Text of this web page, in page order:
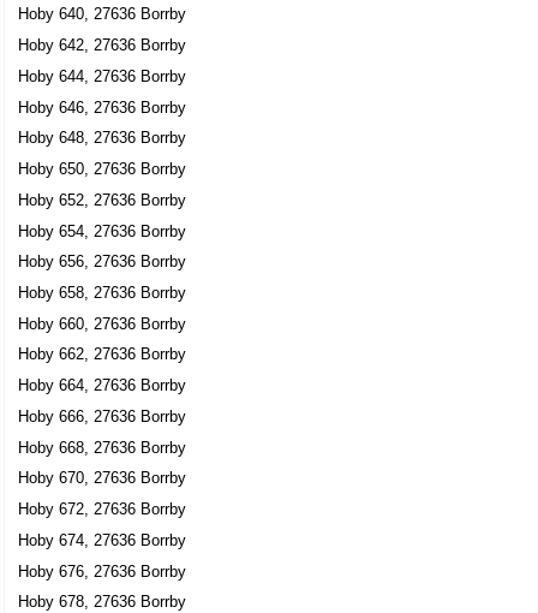
Hoby 640, 27636 Borrby
Hoby 642, 27636 Borrby
Hoby 644, 27636 Borrby
Hoby 646, 27636 Borrby
Hoby 648, 27636 Borrby
Hoby 650, 27636 Borrby
Hoby 652, 27636 Borrby
Hoby 654, 27636 Borrby
Hoby 656, 27636 Borrby
Hoby 658, 27636 Borrby
Hoby 660, 27636 Borrby
Hoby 662, 27636 Borrby
Hoby 664, 27636 Borrby
Hoby 666, 27636 Borrby
Hoby 668, 27636 Borrby
Hoby 670, 27636 Borrby
Hoby 672, 27636 Borrby
Hoby 674, 27636 Borrby
Hoby 676, 27636 Borrby
Hoby 678, 27636 Borrby